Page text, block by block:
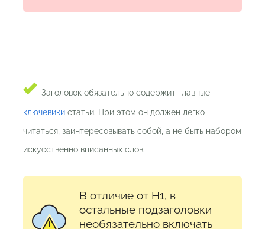
Заголовок обязательно содержит главные
ключевики статьи. При этом он должен легко
читаться, заинтересовывать собой, а не быть набором
искусственно вписанных слов.
В отличие от H1, в
остальные подзаголовки
необязательно включать